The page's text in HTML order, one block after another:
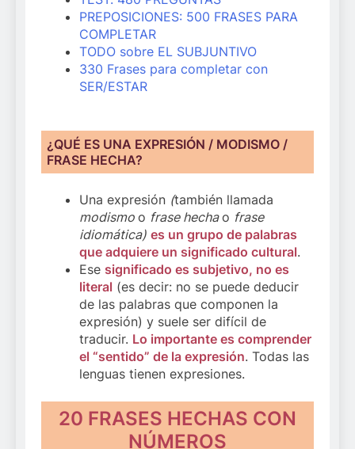
PREPOSICIONES: 500 FRASES PARA
COMPLETAR
TODO sobre EL SUBJUNTIVO
330 Frases para completar con
SER/ESTAR
¿QUÉ ES UNA EXPRESIÓN / MODISMO /
FRASE HECHA?
Una expresión (también llamada
modismo o frase hechao frase
idiomática) es un grupo de palabras
que adquiere un significado cultural.
Ese significado es subjetivo, no es
literal (es decir: no se puede deducir
de las palabras que componen la
expresión) y suele ser difícil de
traducir. Lo importante es comprender
el “sentido” de la expresión. Todas las
lenguas tienen expresiones.
20 FRASES HECHAS CON
NÚMEROS